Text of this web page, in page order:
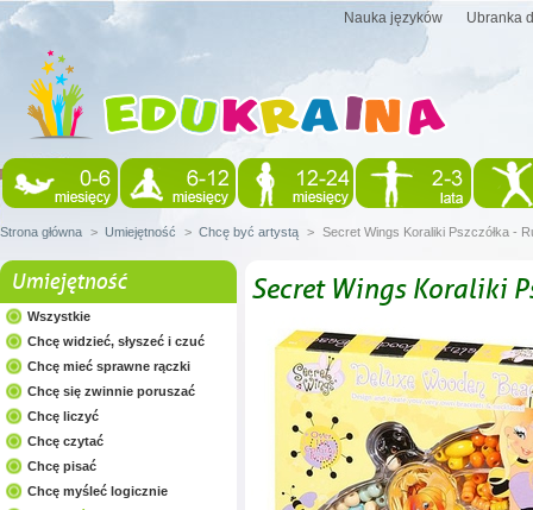
Nauka języków Ubranka
Strona główna > Umiejętność > Chcę być artystą > Secret Wings Koraliki Pszczółka -
Umiejętność
Wszystkie
Chcę widzieć, słyszeć i czuć
Chcę mieć sprawne rączki
Chcę się zwinnie poruszać
Chcę liczyć
Chcę czytać
Chcę pisać
Chcę myśleć logicznie
Secret Wings Koraliki